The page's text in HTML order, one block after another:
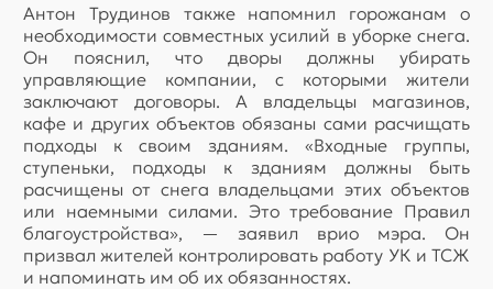
Антон Трудинов также напомнил горожанам о
необходимости совместных усилий в уборке снега.
Он пояснил, что дворы должны убирать
управляющие компании, с которыми жители
заключают договоры. А владельцы магазинов,
кафе и других объектов обязаны сами расчищать
подходы к своим зданиям. «Входные группы,
ступеньки, подходы к зданиям должны быть
расчищены от снега владельцами этих объектов
или наемными силами. Это требование Правил
благоустройства», — заявил врио мэра. Он
призвал жителей контролировать работу УК и ТСЖ
и напоминать им об их обязанностях.